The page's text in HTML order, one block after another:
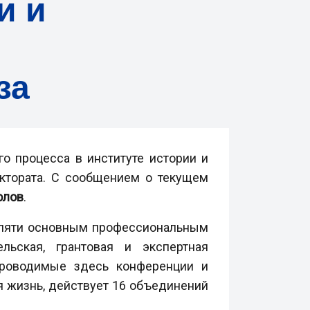
и
процесса в институте истории и
С сообщением о текущем
.
основным профессиональным
грантовая и экспертная
здесь конференции и
жизнь, действует 16 объединений